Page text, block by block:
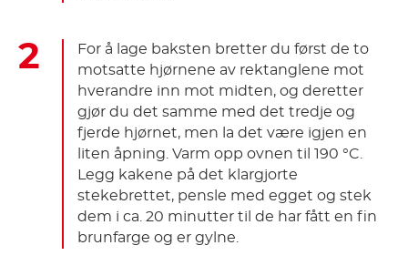
For å lage baksten bretter du først de to
motsatte hjørnene av rektanglene mot
hverandre inn mot midten, og deretter
gjør du det samme med det tredje og
fjerde hjørnet, men la det være igjen en
liten åpning. Varm opp ovnen til 190 °C.
Legg kakene på det klargjorte
stekebrettet, pensle med egget og stek
dem i ca. 20 minutter til de har fått en fin
brunfarge og er gylne.